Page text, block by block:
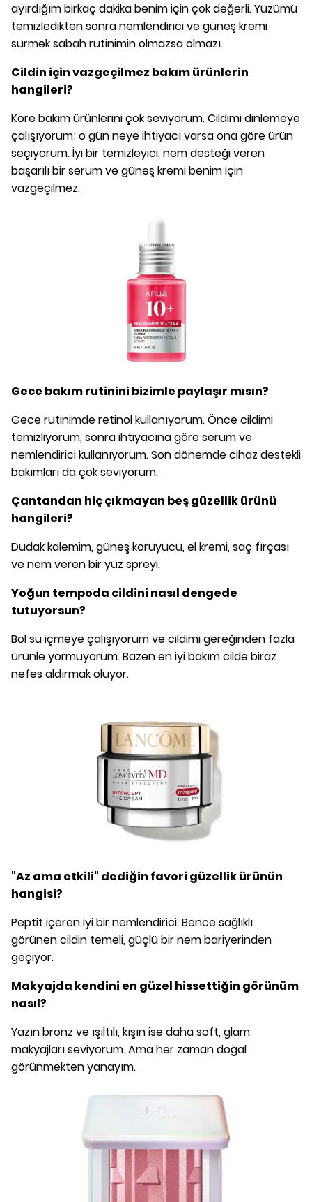
ayırdığım birkaç dakika benim için çok değerli. Yüzümü
temizledikten sonra nemlendirici ve güneş kremi
sürmek sabah rutinimin olmazsa olmazı.
Cildin için vazgeçilmez bakım ürünlerin
hangileri?
Kore bakım ürünlerini çok seviyorum. Cildimi dinlemeye
çalışıyorum; o gün neye ihtiyacı varsa ona göre ürün
seçiyorum. İyi bir temizleyici, nem desteği veren
başarılı bir serum ve güneş kremi benim için
vazgeçilmez.
Gece bakım rutinini bizimle paylaşır mısın?
Gece rutinimde retinol kullanıyorum. Önce cildimi
temizliyorum, sonra ihtiyacına göre serum ve
nemlendirici kullanıyorum. Son dönemde cihaz destekli
bakımları da çok seviyorum.
Çantandan hiç çıkmayan beş güzellik ürünü
hangileri?
Dudak kalemim, güneş koruyucu, el kremi, saç fırçası
ve nem veren bir yüz spreyi.
Yoğun tempoda cildini nasıl dengede
tutuyorsun?
Bol su içmeye çalışıyorum ve cildimi gereğinden fazla
ürünle yormuyorum. Bazen en iyi bakım cilde biraz
nefes aldırmak oluyor.
"Az ama etkili" dediğin favori güzellik ürünün
hangisi?
Peptit içeren iyi bir nemlendirici. Bence sağlıklı
görünen cildin temeli, güçlü bir nem bariyerinden
geçiyor.
Makyajda kendini en güzel hissettiğin görünüm
nasıl?
Yazın bronz ve ışıltılı, kışın ise daha soft, glam
makyajları seviyorum. Ama her zaman doğal
görünmekten yanayım.